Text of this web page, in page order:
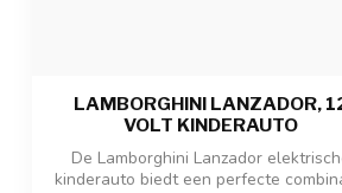
LAMBORGHINI LANZADOR,
VOLT KINDERAUTO
De Lamborghini Lanzador
kinderauto biedt een perfecte